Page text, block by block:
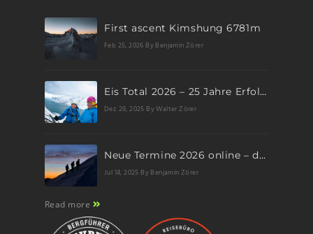
First ascent Kimshung 6781m
Feb 25, 2026 By Benjamin Zörer
Eis Total 2026 – 25 Jahre Erfolgsgeschichte im steilen Eis
Dez 29, 2025 By Walter Zörer
Neue Termine 2026 online – dein nächstes Abenteuer wartet!
Jul 14, 2025 By Benjamin Zörer
Read more